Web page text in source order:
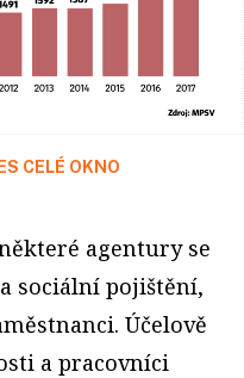
CELÉ OKNO
agentury se
sociální pojištění,
Účelově
a pracovníci